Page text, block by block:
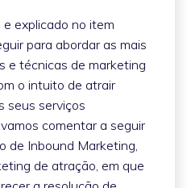
explicado no item
para abordar as mais
e técnicas de marketing
o intuito de atrair
seus serviços
comentar a seguir
de Inbound Marketing,
de atração, em que